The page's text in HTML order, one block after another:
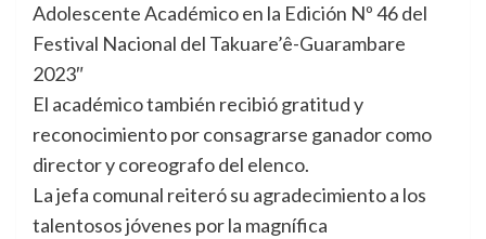
Adolescente Académico en la Edición Nº 46 del
Festival Nacional del Takuare’ê-Guarambare
2023″
El académico también recibió gratitud y
reconocimiento por consagrarse ganador como
director y coreografo del elenco.
La jefa comunal reiteró su agradecimiento a los
talentosos jóvenes por la magnífica